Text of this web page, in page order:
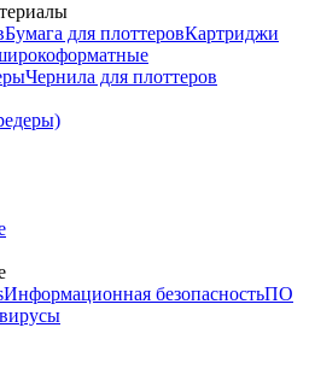
Бумага для плоттеровКартриджи
Чернила для плоттеров
Информационная безопасностьПО